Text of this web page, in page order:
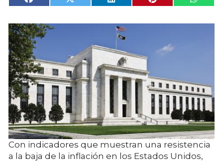
Con indicadores que muestran una resistencia
a la baja de la inflación en los Estados Unidos,